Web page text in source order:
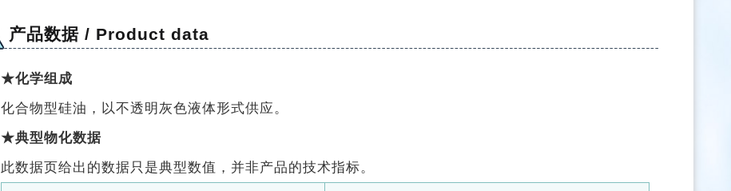
产品数据 / Product data
★化学组成
化合物型硅油，以不透明灰色液体形式供应。
★典型物化数据
此数据页给出的数据只是典型数值，并非产品的技术指标。